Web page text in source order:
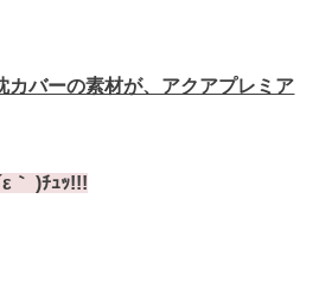
カバーの素材が、アクアプレミア
｀ )ﾁｭｯ!!!